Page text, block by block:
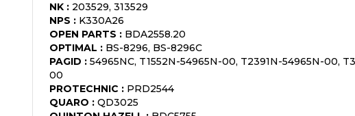
NK : 203529, 313529
NPS : K330A26
OPEN PARTS : BDA2558.20
OPTIMAL : BS-8296, BS-8296C
PAGID : 54965NC, T1552N-54965N-00, T2391N-54965N-00,
00
PROTECHNIC : PRD2544
QUARO : QD3025